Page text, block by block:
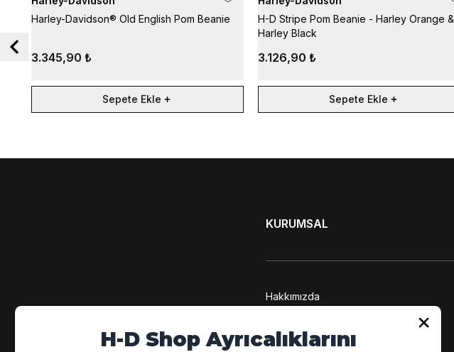
Harley-Davidson® Old English Pom Beanie
3.345,90 ₺
Sepete Ekle
H-D Stripe Pom Beanie - Harley Orange &
Harley Black
3.126,90 ₺
Sepete Ekle
KURUMSAL
Hakkımızda
Üyelik Sözleşmesi
H-D Shop Ayrıcalıklarını